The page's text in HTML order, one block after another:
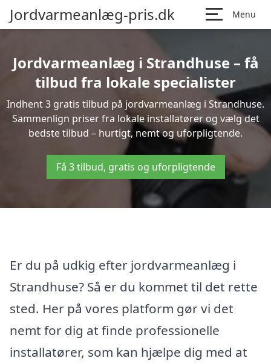
Jordvarmeanlæg-pris.dk Menu
Jordvarmeanlæg i Strandhuse – få
tilbud fra lokale specialister
Indhent 3 gratis tilbud på jordvarmeanlæg i Strandhuse.
Sammenlign priser fra lokale installatører og vælg det
bedste tilbud – hurtigt, nemt og uforpligtende.
Få 3 tilbud, gratis og uforpligtende
Er du på udkig efter jordvarmeanlæg i
Strandhuse? Så er du kommet til det rette
sted. Her på vores platform gør vi det
nemt for dig at finde professionelle
installatører, som kan hjælpe dig med at